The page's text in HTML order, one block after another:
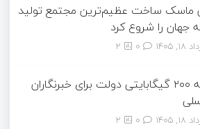
ماسک ساخت عظیم‌ترین مجتمع تولید
جهان را شروع کرد
۱۴۰۵ 2
هدیه ۲۰۰ گیگابایتی دولت برای خبرنگاران
۱۴۰۵ 2